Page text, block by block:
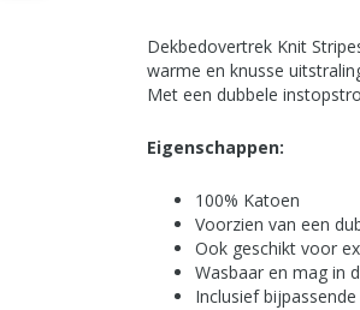
Dekbedovertrek Knit
warme en knusse
Met een dubbele
Eigenschappen:
100% Katoen
Voorzien van een
Ook geschikt voor
Wasbaar en mag in
Inclusief